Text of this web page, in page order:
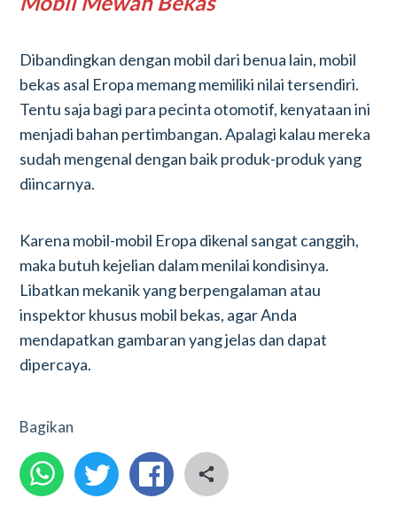
Dibandingkan dengan mobil dari benua lain, mobil
bekas asal Eropa memang memiliki nilai tersendiri.
Tentu saja bagi para pecinta otomotif, kenyataan ini
menjadi bahan pertimbangan. Apalagi kalau mereka
sudah mengenal dengan baik produk-produk yang
diincarnya.
Karena mobil-mobil Eropa dikenal sangat canggih,
maka butuh kejelian dalam menilai kondisinya.
Libatkan mekanik yang berpengalaman atau
inspektor khusus mobil bekas, agar Anda
mendapatkan gambaran yang jelas dan dapat
dipercaya.
Bagikan